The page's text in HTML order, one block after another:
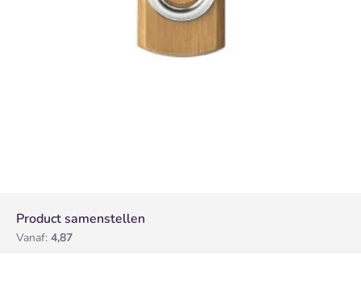
Product samenstellen
Vanaf: 4,87